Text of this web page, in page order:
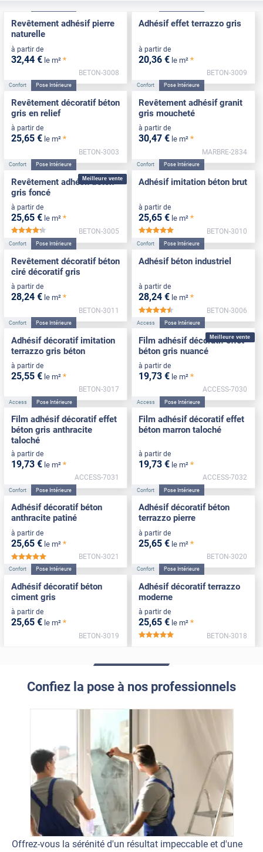
Revêtement adhésif pierre
naturelle
à partir de
32,44 € le m² *
BETON-3008
Adhésif effet terrazzo gris
à partir de
20,36 € le m² *
BETON-3009
Confort Pose Intérieure
Revêtement décoratif béton
gris en relief
à partir de
25,65 € le m² *
BETON-3003
Confort Pose Intérieure
Revêtement adhésif granit
gris moucheté
à partir de
30,47 € le m² *
MARBRE-2834
Meilleure vente
Confort Pose Intérieure
Revêtement adhésif béton
gris foncé
à partir de
25,65 € le m² *
*****
BETON-3005
Confort Pose Intérieure
Adhésif imitation béton brut
à partir de
25,65 € le m² *
BETON-3010
Confort Pose Intérieure
Revêtement décoratif béton
ciré décoratif gris
à partir de
28,24 € le m² *
BETON-3011
Confort Pose Intérieure
Adhésif béton industriel
à partir de
28,24 € le m² *
*****
BETON-3006
Confort Pose Intérieure
Adhésif décoratif imitation
terrazzo gris béton
à partir de
25,55 € le m² *
BETON-3017
Meilleure vente
Access Pose Intérieure
Film adhésif décoratif effet
béton gris nuancé
à partir de
19,73 € le m² *
ACCESS-7030
Access Pose Intérieure
Film adhésif décoratif effet
béton gris anthracite
taloché
à partir de
19,73 € le m² *
ACCESS-7031
Access Pose Intérieure
Film adhésif décoratif effet
béton marron taloché
à partir de
19,73 € le m² *
ACCESS-7032
Confort Pose Intérieure
Adhésif décoratif béton
anthracite patiné
à partir de
25,65 € le m² *
*****
BETON-3021
Confort Pose Intérieure
Adhésif décoratif béton
terrazzo pierre
à partir de
25,65 € le m² *
BETON-3020
Confort Pose Intérieure
Adhésif décoratif béton
ciment gris
à partir de
25,65 € le m² *
BETON-3019
Confort Pose Intérieure
Adhésif décoratif terrazzo
moderne
à partir de
25,65 € le m² *
BETON-3018
Confiez la pose à nos professionnels
Offrez-vous la sérénité d'un résultat impeccable et d'une